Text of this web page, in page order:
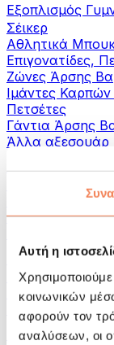
Αυτή η
κοινωνικών
αφορούν τον
αναλύσεων, οι
Εξοπλισμός
Σέικερ
Αθλητικά
Επιγονατίδες,
Ζώνες Άρσης
Ιμάντες
Πετσέτες
Γάντια Άρσης
Άλλα αξεσουάρ
Βοηθήματα-
Πιστόλια μασάζ
Εργαλεία μασάζ
Κύλινδροι
Τσάντες &
Τσάντες
Σάκοι
Σακίδια πλάτης
Αξεσουάρ με